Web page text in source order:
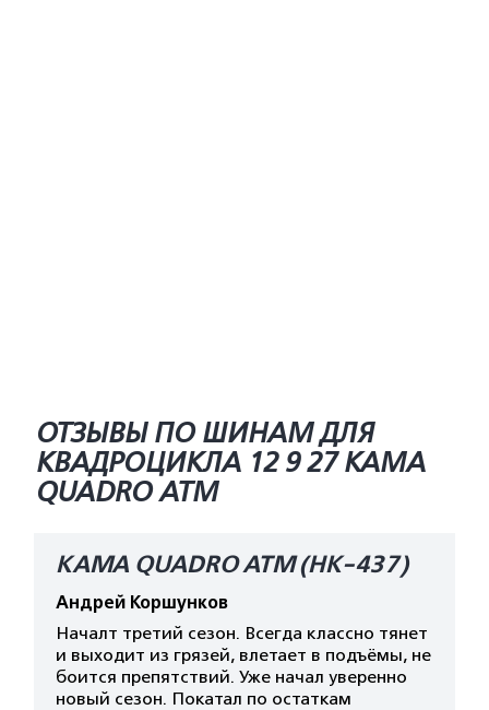
ОТЗЫВЫ ПО ШИНАМ ДЛЯ
КВАДРОЦИКЛА 12 9 27 КАМА
QUADRO ATM
КАМА QUADRO ATM (HK-437)
Андрей Коршунков
Началт третий сезон. Всегда классно тянет
и выходит из грязей, влетает в подъёмы, не
боится препятствий. Уже начал уверенно
новый сезон. Покатал по остаткам